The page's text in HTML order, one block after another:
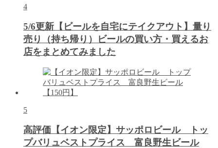
4
5/6更新【ビールを自宅にテイクアウト】量り
売り（持ち帰り）ビールの買い方・買えるお
店をまとめてみました
5
高評価【イオン限定】サッポロビール トッ
プバリュベストプライス 富良野生ビール